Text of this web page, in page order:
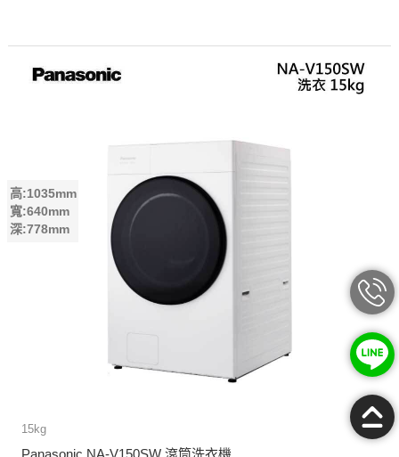
高:1035mm
寬:640mm
深:778mm
15kg